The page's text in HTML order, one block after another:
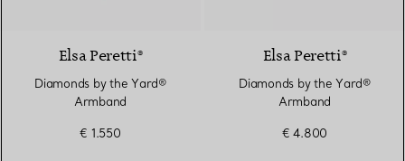
Elsa Peretti®
Diamonds by the Yard®
Armband
€ 1.550
Elsa Peretti®
Diamonds by the Yard®
Armband
€ 4.800